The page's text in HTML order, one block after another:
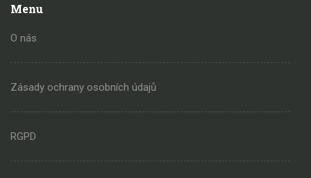
Menu
O nás
Zásady ochrany osobních údajů
RGPD